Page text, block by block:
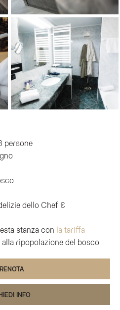
persone
dello Chef €
stanza con la tariffa
alla ripopolazione del bosco
INFO